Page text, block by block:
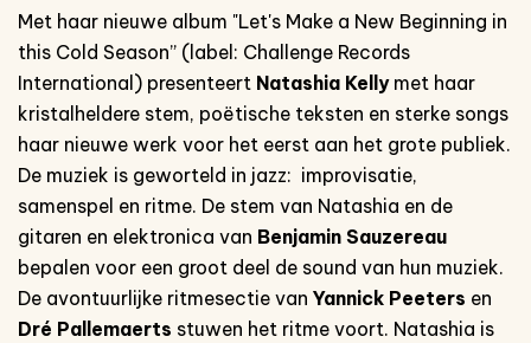
Met haar nieuwe album "Let's Make a New Beginning in
this Cold Season” (label: Challenge Records
International) presenteert Natashia Kelly met haar
kristalheldere stem, poëtische teksten en sterke songs
haar nieuwe werk voor het eerst aan het grote publiek.
De muziek is geworteld in jazz: improvisatie,
samenspel en ritme. De stem van Natashia en de
gitaren en elektronica van Benjamin Sauzereau
bepalen voor een groot deel de sound van hun muziek.
De avontuurlijke ritmesectie van Yannick Peeters en
Dré Pallemaerts stuwen het ritme voort. Natashia is